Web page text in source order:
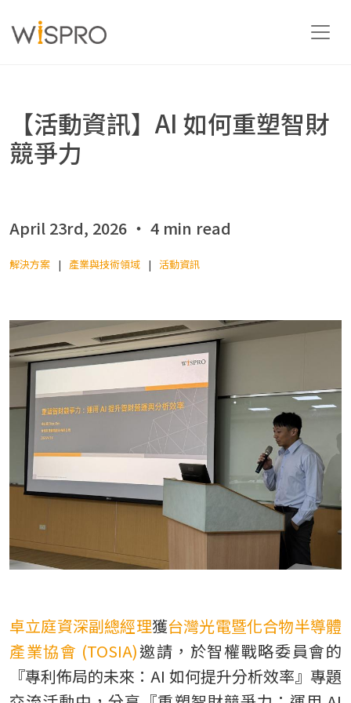
解決方案
關於
TW
聯絡我們
【活動資訊】AI 如何重塑智財
競爭力
April 23rd, 2026 ‧ 4 min read
解決方案 產業與技術領域 活動資訊
卓立庭資深副總經理獲台灣光電暨化合物半導體
產業協會 (TOSIA)邀請，於智權戰略委員會的
『專利佈局的未來：AI 如何提升分析效率』專題